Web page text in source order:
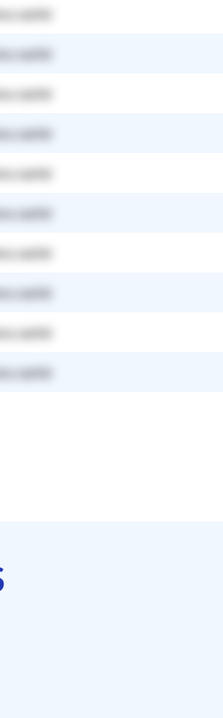
caché
caché
caché
caché
caché
caché
caché
caché
caché
caché